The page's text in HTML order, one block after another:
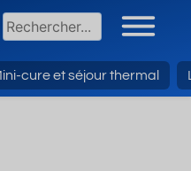
cure et séjour thermal